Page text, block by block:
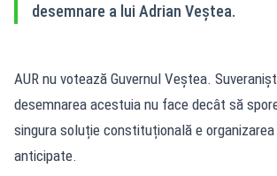
desemnare a lui Adrian Veștea.
AUR nu votează Guvernul Veștea.
desemnarea acestuia nu face decât să
singura soluție constituțională e
anticipate.